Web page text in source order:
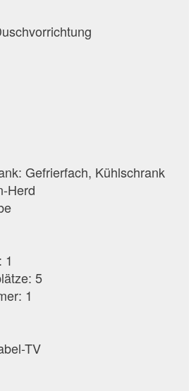
Gefrierfach, Kühlschrank
Herd
1
5
1
TV